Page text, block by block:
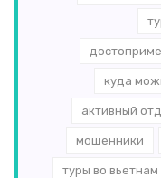
куда
активный
мошенники
туры во